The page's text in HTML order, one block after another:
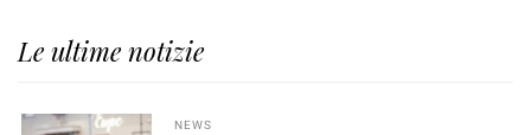
Le ultime notizie
NEWS